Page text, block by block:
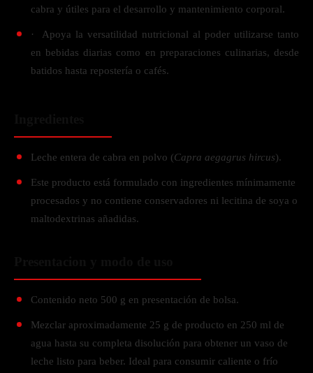
cabra y útiles para el desarrollo y mantenimiento corporal.
· Apoya la versatilidad nutricional al poder utilizarse tanto
en bebidas diarias como en preparaciones culinarias, desde
batidos hasta repostería o cafés.
Leche entera de cabra en polvo (Capra aegagrus hircus).
Este producto está formulado con ingredientes mínimamente
procesados y no contiene conservadores ni lecitina de soya o
maltodextrinas añadidas.
Contenido neto 500 g en presentación de bolsa.
Mezclar aproximadamente 25 g de producto en 250 ml de
agua hasta su completa disolución para obtener un vaso de
leche listo para beber. Ideal para consumir caliente o frío